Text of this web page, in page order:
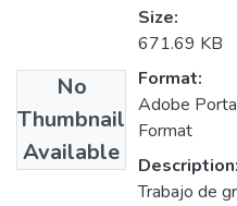
No
Thumbnail
Available
Size:
671.69 KB
Format:
Adobe
Format
Description:
Trabajo de